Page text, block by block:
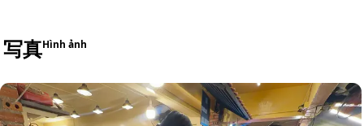
写真Hình ảnh